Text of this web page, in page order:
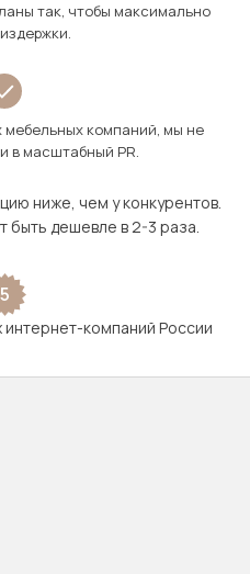
так, чтобы максимально
мебельных компаний, мы не
в масштабный PR.
ниже, чем у конкурентов.
быть дешевле в 2-3 раза.
5
компаний России